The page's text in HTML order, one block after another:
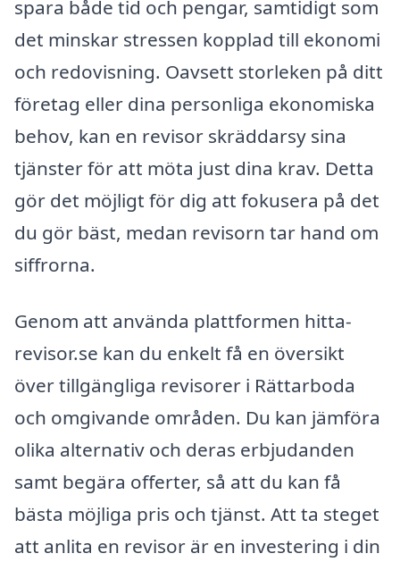
spara både tid och pengar, samtidigt som
det minskar stressen kopplad till ekonomi
och redovisning. Oavsett storleken på ditt
företag eller dina personliga ekonomiska
behov, kan en revisor skräddarsy sina
tjänster för att möta just dina krav. Detta
gör det möjligt för dig att fokusera på det
du gör bäst, medan revisorn tar hand om
siffrorna.
Genom att använda plattformen hitta-
revisor.se kan du enkelt få en översikt
över tillgängliga revisorer i Rättarboda
och omgivande områden. Du kan jämföra
olika alternativ och deras erbjudanden
samt begära offerter, så att du kan få
bästa möjliga pris och tjänst. Att ta steget
att anlita en revisor är en investering i din